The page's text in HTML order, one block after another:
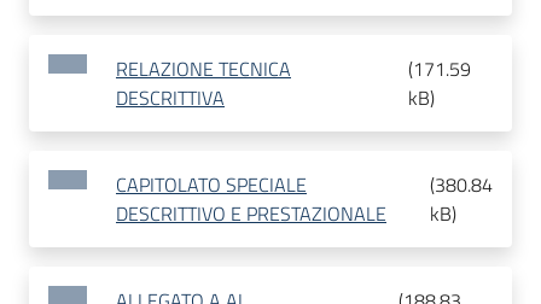
RELAZIONE TECNICA
DESCRITTIVA
(171.59
kB)
CAPITOLATO SPECIALE
DESCRITTIVO E PRESTAZIONALE
(380.84
kB)